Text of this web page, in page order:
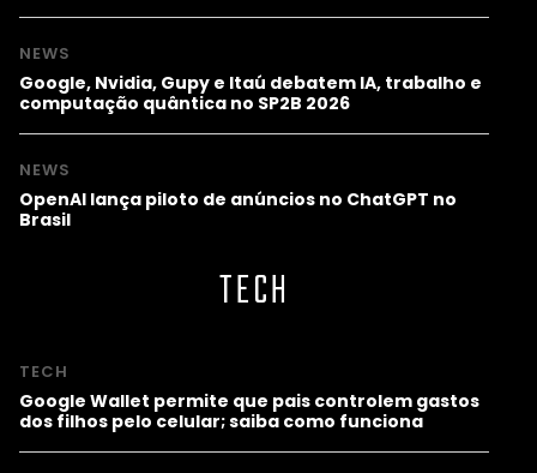
NEWS
Google, Nvidia, Gupy e Itaú debatem IA, trabalho e
computação quântica no SP2B 2026
NEWS
OpenAI lança piloto de anúncios no ChatGPT no
Brasil
TECH
TECH
Google Wallet permite que pais controlem gastos
dos filhos pelo celular; saiba como funciona